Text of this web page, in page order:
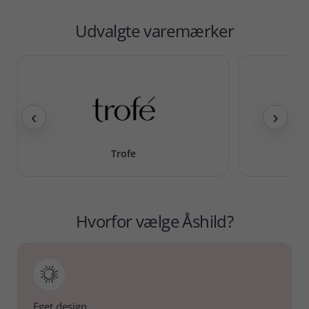
Udvalgte varemærker
‹
Trofe
›
Hvorfor vælge Åshild?
Eget design